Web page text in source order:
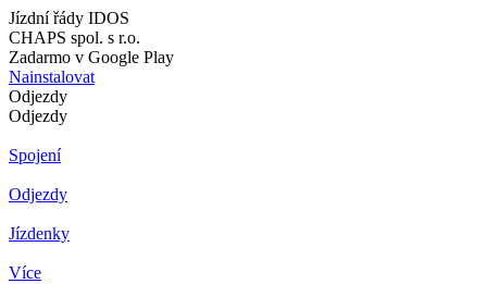
Jízdní řády IDOS
CHAPS spol. s r.o.
Zadarmo v Google Play
Nainstalovat
Odjezdy
Odjezdy
Spojení
Odjezdy
Jízdenky
Více